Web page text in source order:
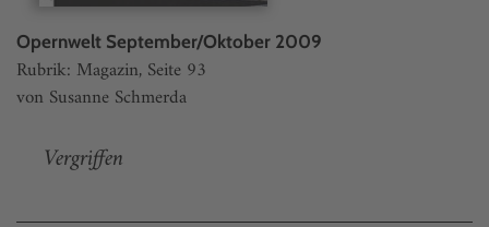
Opernwelt September/Oktober 2009
Rubrik: Magazin, Seite 93
von Susanne Schmerda
Vergriffen